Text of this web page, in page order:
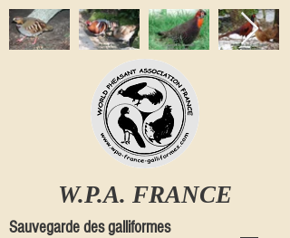
W.P.A. FRANCE
Sauvegarde des galliformes